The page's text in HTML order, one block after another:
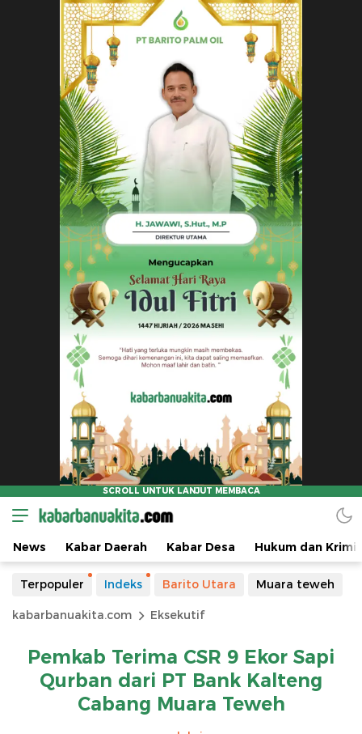
News Kabar Daerah Kabar Desa Hukum dan
Terpopuler Indeks Barito Utara Muara teweh
kabarbanuakita.com Eksekutif
Pemkab Terima CSR 9 Ekor Sapi
Qurban dari PT Bank Kalteng
Cabang Muara Teweh